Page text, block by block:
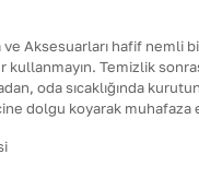
ve Aksesuarları hafif nemli
Temizlik
oda sıcaklığında
dolgu koyarak muhafaza